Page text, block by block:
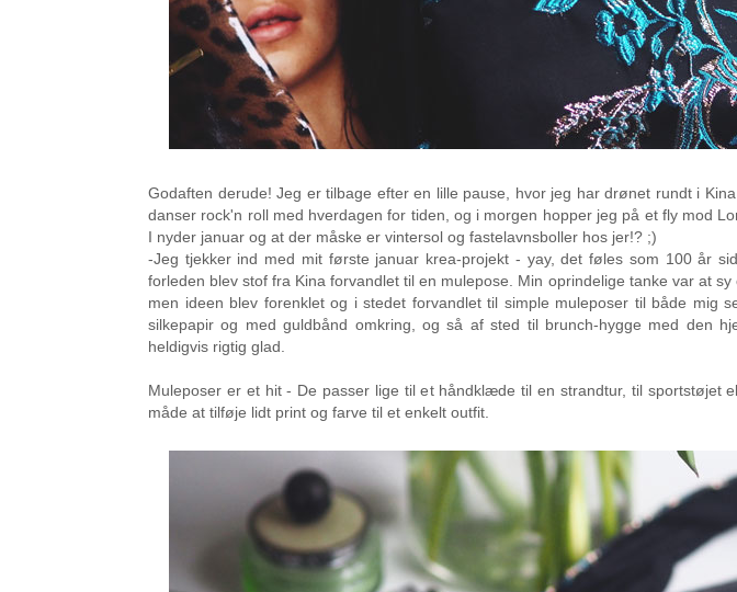
Godaften derude! Jeg er tilbage efter en lille pause, hvor jeg har drønet rundt i
danser rock'n roll med hverdagen for tiden, og i morgen hopper jeg på et fly mod
I nyder januar og at der måske er vintersol og fastelavnsboller hos jer!? ;)
-Jeg tjekker ind med mit første januar krea-projekt - yay, det føles som 100 år
forleden blev stof fra Kina forvandlet til en mulepose. Min oprindelige tanke var at
men ideen blev forenklet og i stedet forvandlet til simple muleposer til både mig
silkepapir og med guldbånd omkring, og så af sted til brunch-hygge med den
heldigvis rigtig glad.
Muleposer er et hit - De passer lige til et håndklæde til en strandtur, til sportstøjet
måde at tilføje lidt print og farve til et enkelt outfit.